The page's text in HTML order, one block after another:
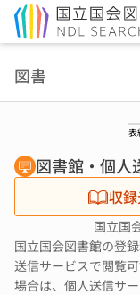
図書
表
図書館・個人
収
国立国
国立国会図書館の登
送信サービスで閲覧
場合は、個人送信サ